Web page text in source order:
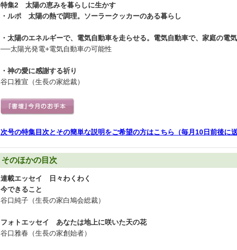
特集2 太陽の恵みを暮らしに生かす
・ルポ 太陽の熱で調理。ソーラークッカーのある暮らし
・太陽のエネルギーで、電気自動車を走らせる。電気自動車で、家庭の電
──太陽光発電+電気自動車の可能性
・神の愛に感謝する祈り
谷口雅宣（生長の家総裁）
次号の特集目次とその簡単な説明をご希望の方はこちら（毎月10日前後に
そのほかの目次
連載エッセイ 日々わくわく
今できること
谷口純子（生長の家白鳩会総裁）
フォトエッセイ あなたは地上に咲いた天の花
谷口雅春（生長の家創始者）